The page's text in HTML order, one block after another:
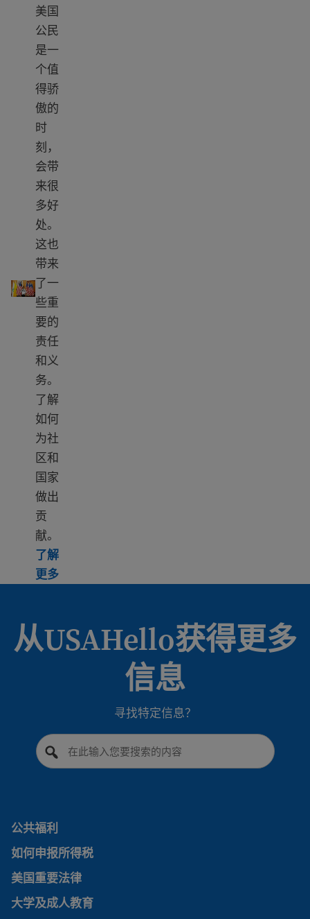
公民责任
美国
公民
是一
个值
得骄
傲的
时
刻，
会带
来很
多好
处。
这也
带来
了一
些重
要的
责任
和义
务。
了解
如何
为社
区和
国家
做出
贡
献。
了解
更多Learn more about Civic responsibility
从USAHello获得更多
信息
寻找特定信息？
公共福利
公共福利
如何申报所得税
如何申报所得税
美国重要法律
美国重要法律
大学及成人教育
大学及成人教育